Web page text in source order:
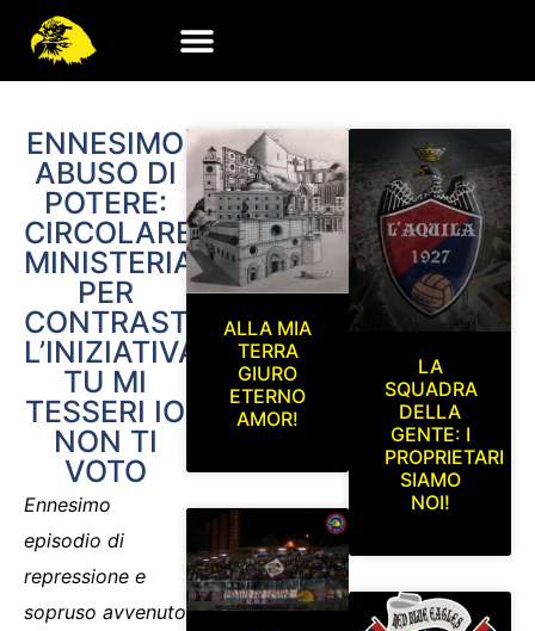
ENNESIMO
ABUSO DI
POTERE:
CIRCOLARE
MINISTERIALE
PER
CONTRASTARE
L’INIZIATIVA
TU MI
TESSERI IO
NON TI
VOTO
Ennesimo
episodio di
repressione e
sopruso avvenuto
ALLA MIA
TERRA
GIURO
ETERNO
AMOR!
LA
SQUADRA
DELLA
GENTE: I
PROPRIETARI
SIAMO
NOI!